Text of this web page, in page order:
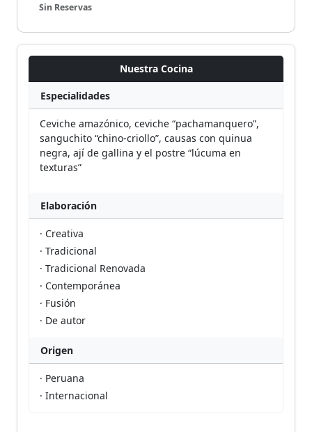
Sin Reservas
Nuestra Cocina
Especialidades
Ceviche amazónico, ceviche “pachamanquero”,
sanguchito “chino‑criollo”, causas con quinua
negra, ají de gallina y el postre “lúcuma en
texturas”
Elaboración
· Creativa
· Tradicional
· Tradicional Renovada
· Contemporánea
· Fusión
· De autor
Origen
· Peruana
· Internacional